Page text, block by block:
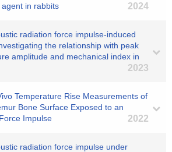
in rabbits
2024
radiation force impulse-induced
the relationship with peak
amplitude and mechanical index in
2023
Temperature Rise Measurements of
Bone Surface Exposed to an
Impulse
2022
radiation force impulse under